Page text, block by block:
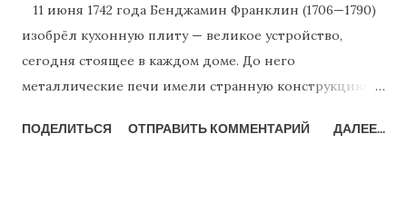
11 июня 1742 года Бенджамин Франклин (1706—1790)
изобрёл кухонную плиту — великое устройство,
сегодня стоящее в каждом доме. До него
металлические печи имели странную конструкцию,
готовить еду, Бенджамин Франклин же додумался,
ПОДЕЛИТЬСЯ ОТПРАВИТЬ КОММЕНТАРИЙ ДАЛЕЕ...